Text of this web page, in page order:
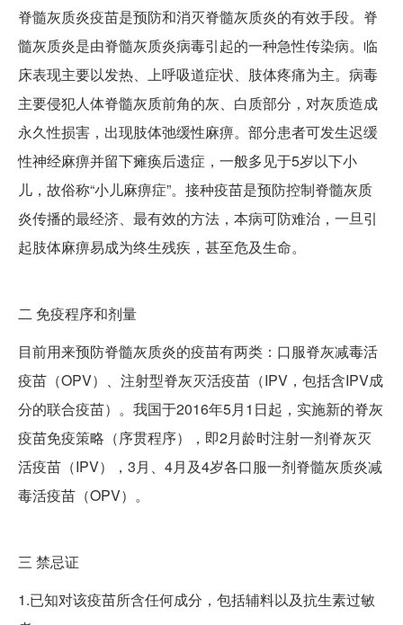
脊髓灰质炎疫苗是预防和消灭脊髓灰质炎的有效手段。脊
髓灰质炎是由脊髓灰质炎病毒引起的一种急性传染病。临
床表现主要以发热、上呼吸道症状、肢体疼痛为主。病毒
主要侵犯人体脊髓灰质前角的灰、白质部分，对灰质造成
永久性损害，出现肢体弛缓性麻痹。部分患者可发生迟缓
性神经麻痹并留下瘫痪后遗症，一般多见于5岁以下小
儿，故俗称“小儿麻痹症”。接种疫苗是预防控制脊髓灰质
炎传播的最经济、最有效的方法，本病可防难治，一旦引
起肢体麻痹易成为终生残疾，甚至危及生命。
二 免疫程序和剂量
目前用来预防脊髓灰质炎的疫苗有两类：口服脊灰减毒活
疫苗（OPV）、注射型脊灰灭活疫苗（IPV，包括含IPV成
分的联合疫苗）。我国于2016年5月1日起，实施新的脊灰
疫苗免疫策略（序贯程序），即2月龄时注射一剂脊灰灭
活疫苗（IPV），3月、4月及4岁各口服一剂脊髓灰质炎减
毒活疫苗（OPV）。
三 禁忌证
1.已知对该疫苗所含任何成分，包括辅料以及抗生素过敏